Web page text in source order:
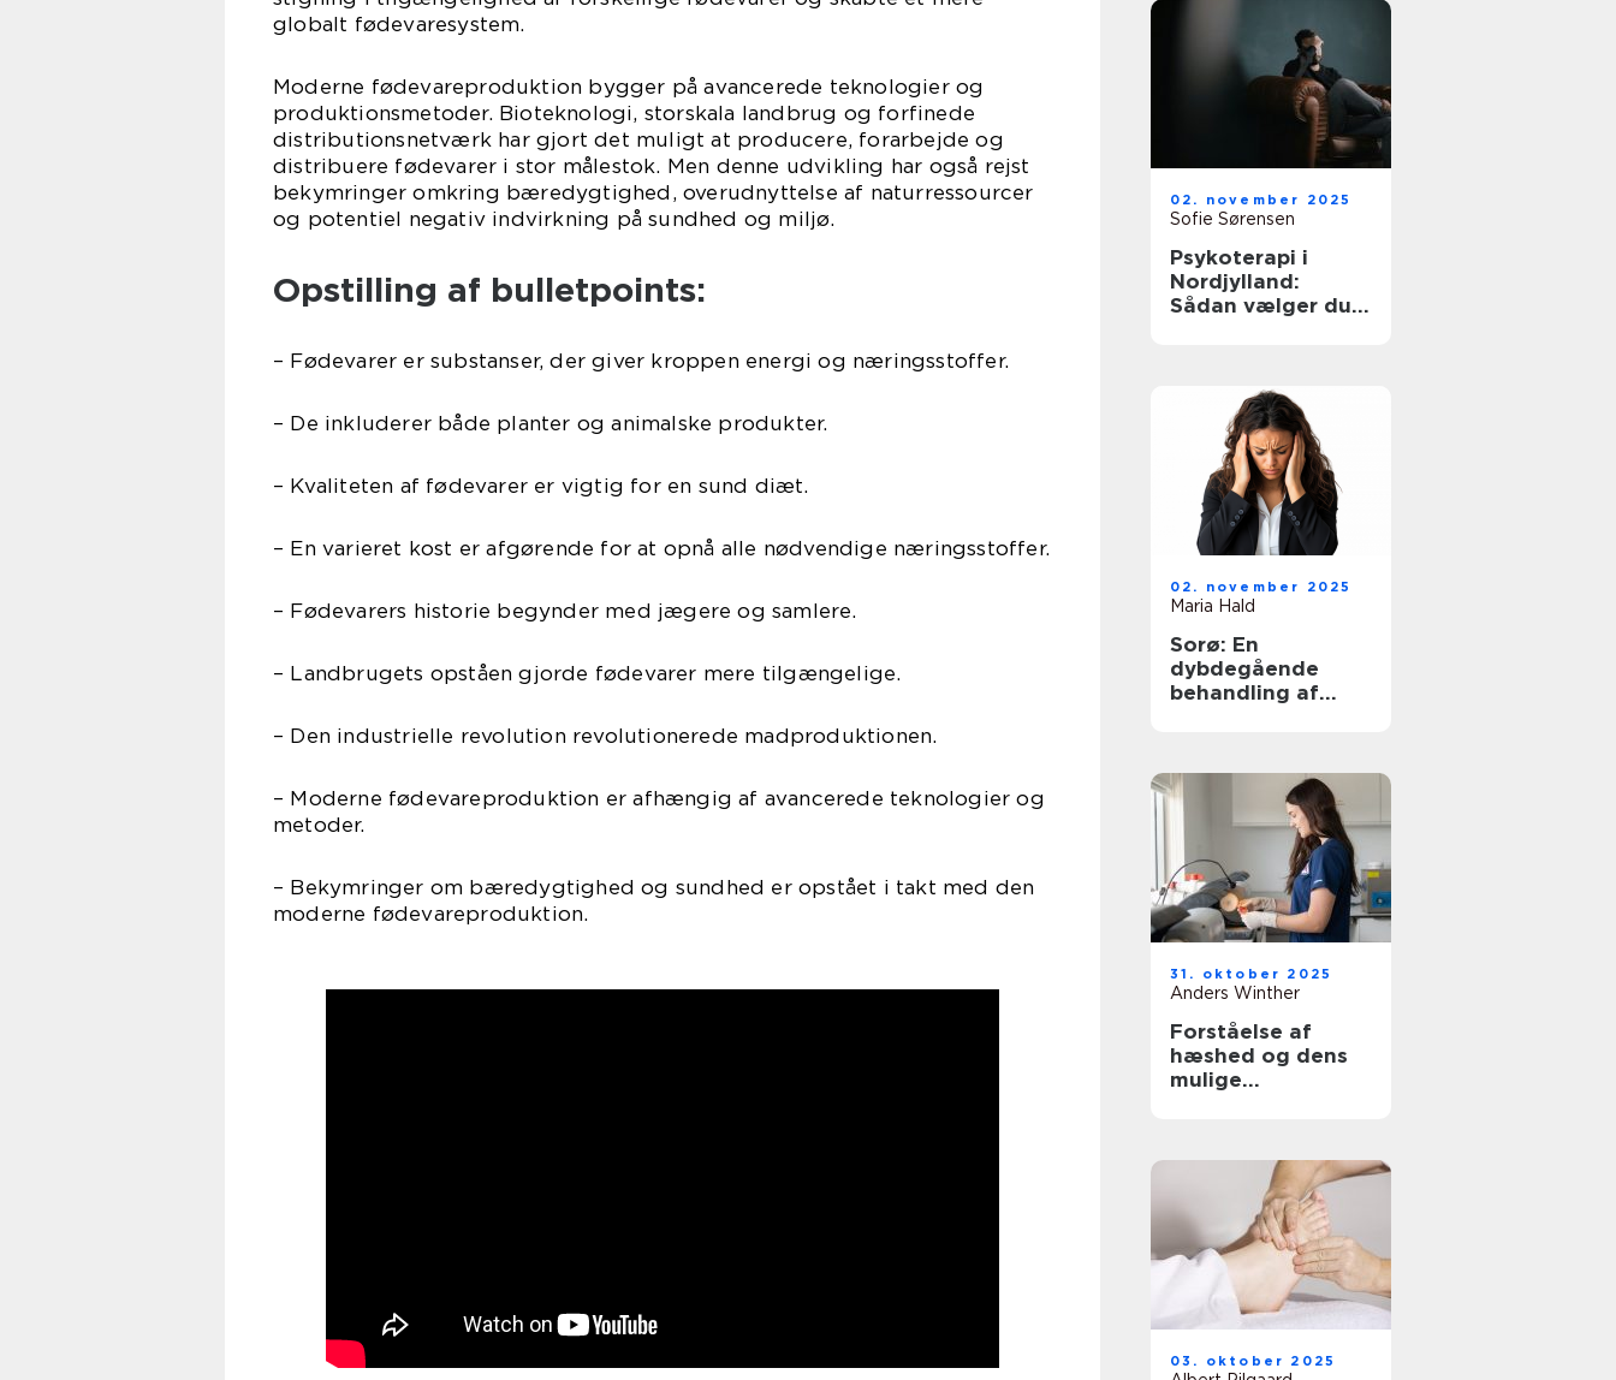
globalt fødevaresystem.
Moderne fødevareproduktion bygger på avancerede teknologier og
produktionsmetoder. Bioteknologi, storskala landbrug og forfinede
distributionsnetværk har gjort det muligt at producere, forarbejde og
distribuere fødevarer i stor målestok. Men denne udvikling har også rejst
bekymringer omkring bæredygtighed, overudnyttelse af naturressourcer
og potentiel negativ indvirkning på sundhed og miljø.
Opstilling af bulletpoints:
– Fødevarer er substanser, der giver kroppen energi og næringsstoffer.
– De inkluderer både planter og animalske produkter.
– Kvaliteten af fødevarer er vigtig for en sund diæt.
– En varieret kost er afgørende for at opnå alle nødvendige næringsstoffer.
– Fødevarers historie begynder med jægere og samlere.
– Landbrugets opståen gjorde fødevarer mere tilgængelige.
– Den industrielle revolution revolutionerede madproduktionen.
– Moderne fødevareproduktion er afhængig af avancerede teknologier og
metoder.
– Bekymringer om bæredygtighed og sundhed er opstået i takt med den
moderne fødevareproduktion.
02. november 2025
Sofie Sørensen
Psykoterapi i
Nordjylland:
Sådan vælger du
02. november 2025
Maria Hald
Sorø: En
dybdegående
behandling af
31. oktober 2025
Anders Winther
Forståelse af
hæshed og dens
mulige
03. oktober 2025